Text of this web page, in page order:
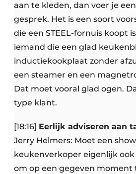
aan te kleden, dan voer je
gesprek. Het is een soort
die een STEEL-fornuis koopt
iemand die een glad
inductiekookplaat zonder
een steamer en een
Dat moet vooral glad ogen.
type klant.
[18:16] Eerlijk adviseren aan
Jerry Helmers: Moet een
keukenverkoper eigenlijk
om op een gegeven moment